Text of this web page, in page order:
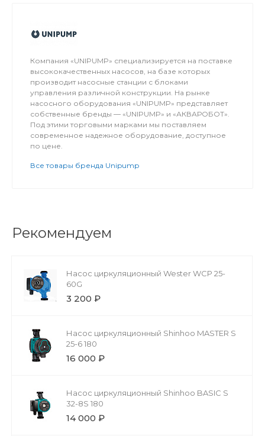
Компания «UNIPUMP» специализируется на поставке
высококачественных насосов, на базе которых
производит насосные станции с блоками
управления различной конструкции. На рынке
насосного оборудования «UNIPUMP» представляет
собственные бренды — «UNIPUMP» и «АКВАРОБОТ».
Под этими торговыми марками мы поставляем
современное надежное оборудование, доступное
по цене.
Все товары бренда Unipump
Рекомендуем
Насос циркуляционный Wester WCP 25-
60G
3 200 ₽
Насос циркуляционный Shinhoo MASTER S
25-6 180
16 000 ₽
Насос циркуляционный Shinhoo BASIC S
32-8S 180
14 000 ₽